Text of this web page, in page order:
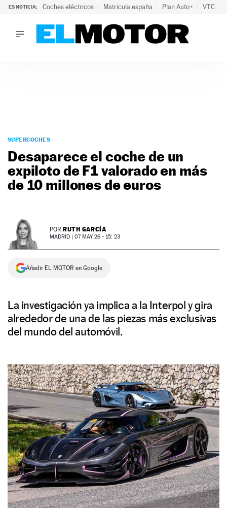
ES NOTICIA: Coches eléctricos Matrícula españa Plan Auto+ VTC
PODCAST
MOTOS
TECNOLOGÍA
SUPERCOCHES
SERVICIOS
NEWSLETTER
SÍGUENOS
SUPERCOCHES
Desaparece el coche de un
expiloto de F1 valorado en más
de 10 millones de euros
POR RUTH GARCÍA
MADRID | 07 MAY 26 - 15: 23
Añadir EL MOTOR en Google
La investigación ya implica a la Interpol y gira
alrededor de una de las piezas más exclusivas
del mundo del automóvil.